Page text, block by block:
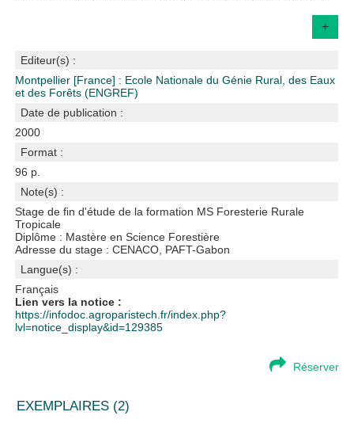
+
Editeur(s) :
Montpellier [France] : Ecole Nationale du Génie Rural, des Eaux
et des Forêts (ENGREF)
Date de publication :
2000
Format :
96 p.
Note(s) :
Stage de fin d'étude de la formation MS Foresterie Rurale
Tropicale
Diplôme : Mastère en Science Forestière
Adresse du stage : CENACO, PAFT-Gabon
Langue(s) :
Français
Lien vers la notice :
https://infodoc.agroparistech.fr/index.php?
lvl=notice_display&id=129385
Réserver
EXEMPLAIRES (2)